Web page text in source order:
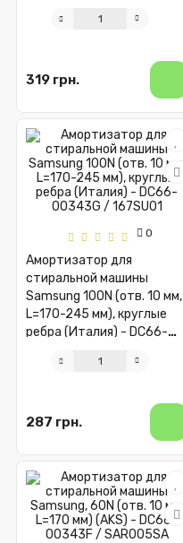
319 грн.
0
Амортизатор для
стиральной машины
Samsung 100N (отв. 10 мм,
L=170-245 мм), круглые
ребра (Италия) - DC66-
287 грн.